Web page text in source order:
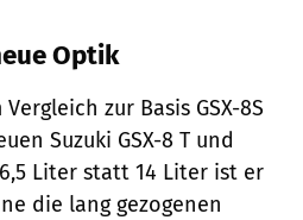
Optik
zur Basis GSX-8S
Suzuki GSX-8 T und
Liter statt 14 Liter ist er
die lang gezogenen